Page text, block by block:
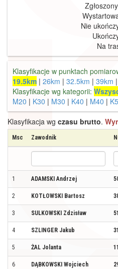
Nie
Na
Klasyfikacje w punktach
19.5km | 26km | 32.5km | 39km |
Klasyfikacje wg kategorii:
M20 | K30 | M30 | K40 | M40 |
Klasyfikacja wg czasu brutto.
Msc Zawodnik
1 ADAMSKI Andrzej
2 KOTŁOWSKI Bartosz
3 SULKOWSKI Zdzisław 51
4 SZLINGER Jakub 31
5 ŻAL Jolanta
6 DĄBKOWSKI Wojciech